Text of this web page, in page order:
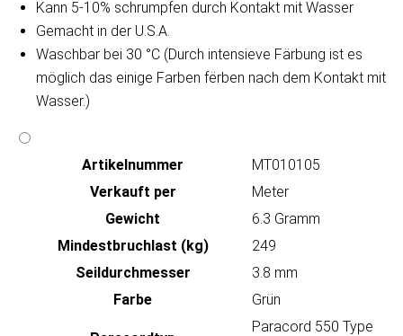
Kann 5-10% schrumpfen durch Kontakt mit Wasser
Gemacht in der U.S.A.
Waschbar bei 30 °C (Durch intensieve Färbung ist es
möglich das einige Farben fërben nach dem Kontakt mit
Wasser.)
Artikeln‌ummer
MT010105
Verkauft per
Meter
Gewicht
6.3 Gramm
Mindestbruchlast (kg)
249
Seildurchmesser
3.8 mm
Farbe
Grün
Paracord 550 Type